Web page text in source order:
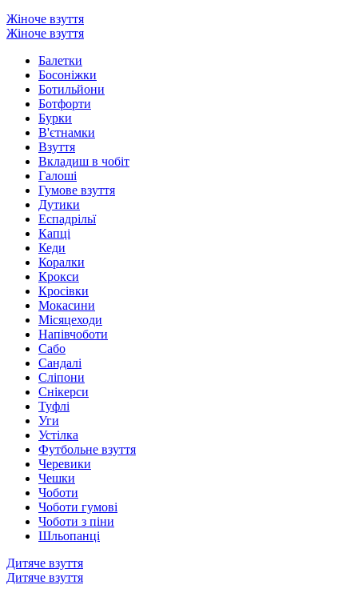
Жіноче взуття
Жіноче взуття
Балетки
Босоніжки
Ботильйони
Ботфорти
Бурки
В'єтнамки
Взуття
Вкладиш в чобіт
Галоші
Гумове взуття
Дутики
Еспадрільї
Капці
Кеди
Коралки
Крокси
Кросівки
Мокасини
Місяцеходи
Напівчоботи
Сабо
Сандалі
Сліпони
Снікерси
Туфлі
Уги
Устілка
Футбольне взуття
Черевики
Чешки
Чоботи
Чоботи гумові
Чоботи з піни
Шльопанці
Дитяче взуття
Дитяче взуття